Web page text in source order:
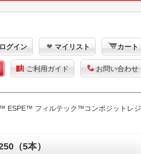
グイン マイリスト カート
ご利用ガイド お問い合わせ
ESPE™ フィルテック™コンポジットレジ
（5本）